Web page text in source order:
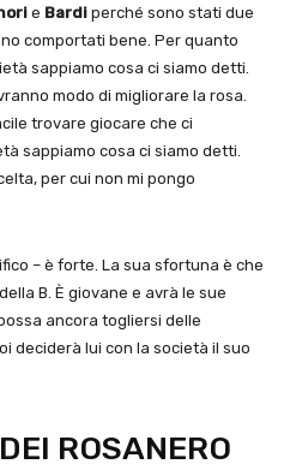
e Bardi perché sono stati due
comportati bene. Per quanto
sappiamo cosa ci siamo detti.
modo di migliorare la rosa.
trovare giocare che ci
sappiamo cosa ci siamo detti.
per cui non mi pongo
– è forte. La sua sfortuna è che
B. È giovane e avrà le sue
ancora togliersi delle
deciderà lui con la società il suo
ROSANERO